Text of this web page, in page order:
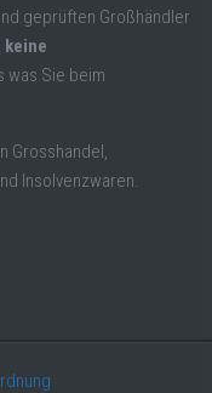
geprüften Großhändler
keine
was Sie beim
Grosshandel,
Insolvenzwaren.